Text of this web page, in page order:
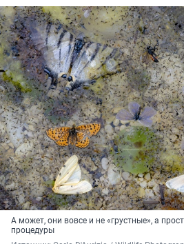
А может, они вовсе и не «грустные», а
процедуры